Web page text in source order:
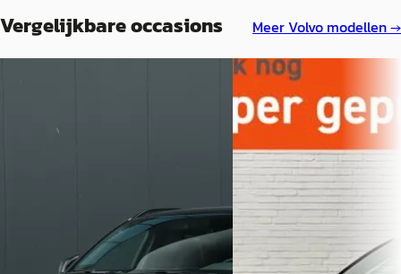
Vergelijkbare occasions MeerVolvo modellen →
1.5 T5 262pk Recharge R-Design
Scherp geprijsd
Volvo XC40
1.5 T4 Plug-in hybrid Plus
Automaat / Navi /
Luxe Uitvoering
€ 33.493
v.a. € 710/mnd
Marktconform